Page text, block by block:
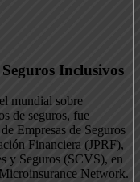
Inclusivos
mundial sobre
de seguros, fue
Empresas de Seguros
Financiera (JPRF),
y Seguros (SCVS), en
Network.